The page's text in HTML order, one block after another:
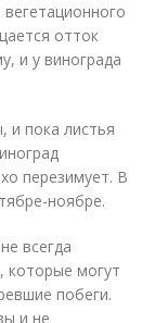
отток
и у винограда
и пока листья
перезимует. В
ноябре.
всегда
которые могут
побеги.
и не